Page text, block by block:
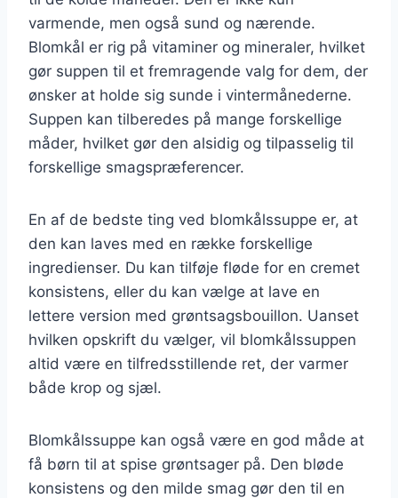
varmende, men også sund og nærende.
Blomkål er rig på vitaminer og mineraler, hvilket
gør suppen til et fremragende valg for dem, der
ønsker at holde sig sunde i vintermånederne.
Suppen kan tilberedes på mange forskellige
måder, hvilket gør den alsidig og tilpasselig til
forskellige smagspræferencer.
En af de bedste ting ved blomkålssuppe er, at
den kan laves med en række forskellige
ingredienser. Du kan tilføje fløde for en cremet
konsistens, eller du kan vælge at lave en
lettere version med grøntsagsbouillon. Uanset
hvilken opskrift du vælger, vil blomkålssuppen
altid være en tilfredsstillende ret, der varmer
både krop og sjæl.
Blomkålssuppe kan også være en god måde at
få børn til at spise grøntsager på. Den bløde
konsistens og den milde smag gør den til en